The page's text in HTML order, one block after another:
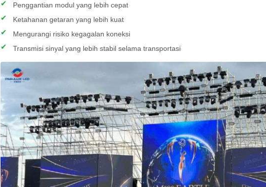
Penggantian modul yang lebih cepat
Ketahanan getaran yang lebih kuat
Mengurangi risiko kegagalan koneksi
Transmisi sinyal yang lebih stabil selama transportasi